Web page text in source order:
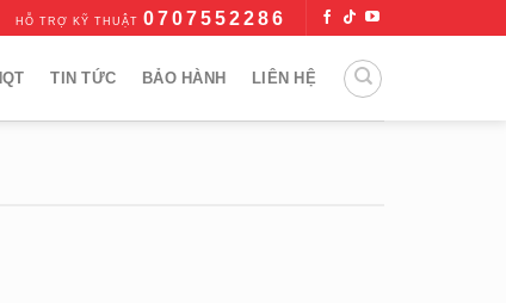
HỖ TRỢ KỸ THUẬT 0707552286
TIN TỨC BẢO HÀNH LIÊN HỆ